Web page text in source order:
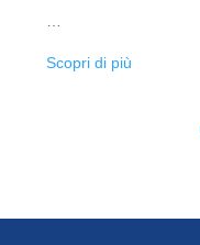
Scopri di più